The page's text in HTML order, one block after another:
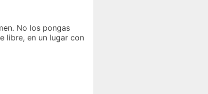
No los pongas
libre, en un lugar con